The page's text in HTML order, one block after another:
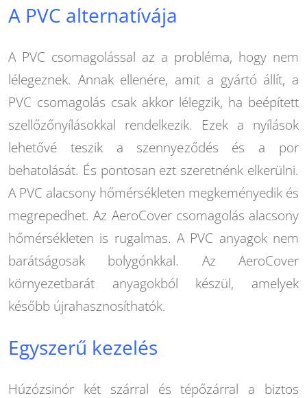
A PVC alternatívája
A PVC csomagolással az a probléma, hogy nem
lélegeznek. Annak ellenére, amit a gyártó állít, a
PVC csomagolás csak akkor lélegzik, ha beépített
szellőzőnyílásokkal rendelkezik. Ezek a nyílások
lehetővé teszik a szennyeződés és a por
behatolását. És pontosan ezt szeretnénk elkerülni.
A PVC alacsony hőmérsékleten megkeményedik és
megrepedhet. Az AeroCover csomagolás alacsony
hőmérsékleten is rugalmas. A PVC anyagok nem
barátságosak bolygónkkal. Az AeroCover
környezetbarát anyagokból készül, amelyek
később újrahasznosíthatók.
Egyszerű kezelés
Húzózsinór két szárral és tépőzárral a biztos